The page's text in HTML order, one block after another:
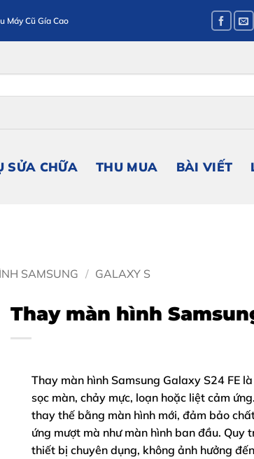
Máy Cũ Gía Cao
SỬA CHỮA THU MUA BÀI VIẾT
SAMSUNG / GALAXY S
Thay màn hình
Thay màn hình Samsung Galaxy S24 FE
sọc màn, chảy mực, loạn hoặc liệt cảm
thay thế bằng màn hình mới, đảm bảo
ứng mượt mà như màn hình ban đầu. Quy
thiết bị chuyên dụng, không ảnh hưởng